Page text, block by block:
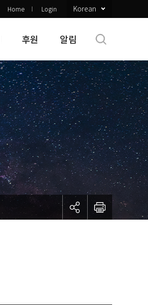
Home Login Korean
후원 알림